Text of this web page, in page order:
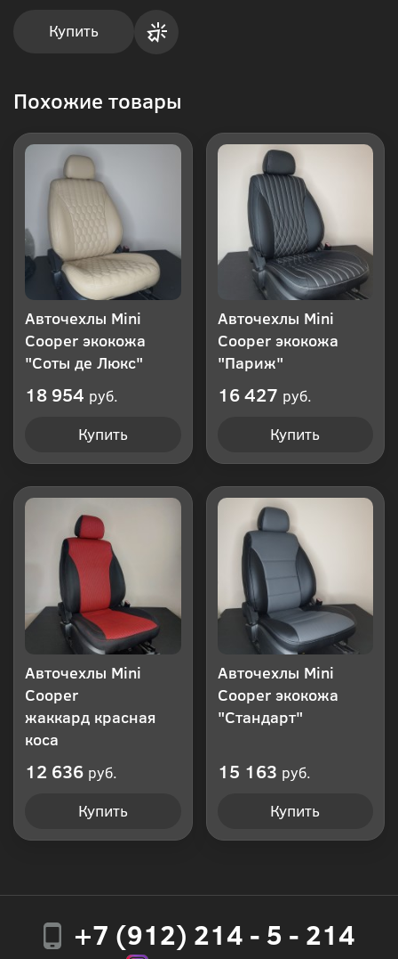
Купить
Похожие товары
Авточехлы Mini
Cooper экокожа
"Соты де Люкс"
18 954 руб.
Купить
Авточехлы Mini
Cooper экокожа
"Париж"
16 427 руб.
Купить
Авточехлы Mini
Cooper
жаккард красная
коса
12 636 руб.
Купить
Авточехлы Mini
Cooper экокожа
"Стандарт"
15 163 руб.
Купить
+7 (912) 214 - 5 - 214